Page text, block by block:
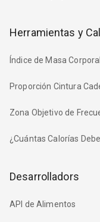
Herramientas y
Índice de Masa
Proporción Cintura
Zona Objetivo de
¿Cuántas Calorías
Desarrolladors
API de Alimentos